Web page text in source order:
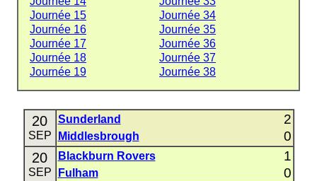
Journée 15
Journée 34
Journée 16
Journée 35
Journée 17
Journée 36
Journée 18
Journée 37
Journée 19
Journée 38
20
SEP
Sunderland 2
Middlesbrough 0
20
SEP
Blackburn Rovers 1
Fulham 0